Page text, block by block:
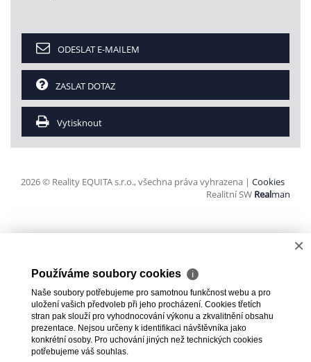
ODESLAT E-MAILEM
ZASLAT DOTAZ
Vytisknout
2026 © Reality EQUITA s.r.o., všechna práva vyhrazena | Cookies
Realitní SW Realman
×
Používáme soubory cookies ℹ
Naše soubory potřebujeme pro samotnou funkčnost webu a pro
uložení vašich předvoleb při jeho procházení. Cookies třetích
stran pak slouží pro vyhodnocování výkonu a zkvalitnění obsahu
prezentace. Nejsou určeny k identifikaci návštěvníka jako
konkrétní osoby. Pro uchování jiných než technických cookies
potřebujeme váš souhlas.